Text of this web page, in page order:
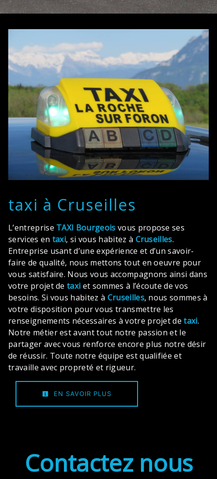
taxi à Cruseilles
L’entreprise TAXI Bourgeois vous propose ses
services en taxi, si vous habitez à Cruseilles.
Entreprise usant d’une expérience et d’un savoir-
faire de qualité, nous mettons tout en oeuvre pour
vous satisfaire. Nous vous accompagnons ainsi dans
votre projet detaxi et sommes à l’écoute de vos
besoins. Si vous habitez à Cruseilles, nous sommes à
votre disposition pour vous transmettre les
renseignements nécessaires à votre projet detaxi.
Notre métier est avant tout notre passion et le
partager avec vous renforce encore plus notre désir
de réussir. Toute notre équipe est qualifiée et
travaille avec propreté et rigueur.
EN SAVOIR PLUS
Contactez nous